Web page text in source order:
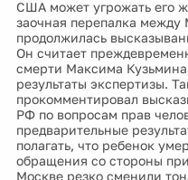
США может угрожать его
заочная перепалка
продолжилась
Он считает
смерти Максима
результаты экспертизы.
прокомментировал
РФ по вопросам прав
предварительные
полагать, что ребенок
обращения со стороны
Москве резко сменили